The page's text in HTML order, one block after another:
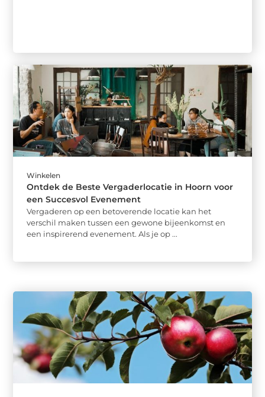
Winkelen
Ontdek de Beste Vergaderlocatie in Hoorn voor
een Succesvol Evenement
Vergaderen op een betoverende locatie kan het
verschil maken tussen een gewone bijeenkomst en
een inspirerend evenement. Als je op ...